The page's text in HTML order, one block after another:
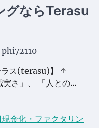
グならTerasu
phi72110
ラス(terasu)】 ↑
さ」、 「人との…